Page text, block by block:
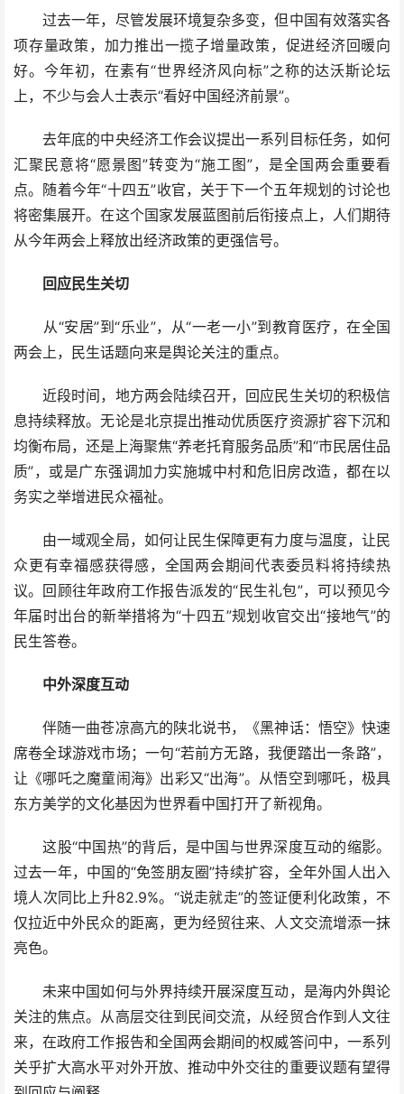
过去一年，尽管发展环境复杂多变，但中国有效落实各
项存量政策，加力推出一揽子增量政策，促进经济回暖向
好。今年初，在素有“世界经济风向标”之称的达沃斯论坛
上，不少与会人士表示“看好中国经济前景”。
去年底的中央经济工作会议提出一系列目标任务，如何
汇聚民意将“愿景图”转变为“施工图”，是全国两会重要看
点。随着今年“十四五”收官，关于下一个五年规划的讨论也
将密集展开。在这个国家发展蓝图前后衔接点上，人们期待
从今年两会上释放出经济政策的更强信号。
回应民生关切
从“安居”到“乐业”，从“一老一小”到教育医疗，在全国
两会上，民生话题向来是舆论关注的重点。
近段时间，地方两会陆续召开，回应民生关切的积极信
息持续释放。无论是北京提出推动优质医疗资源扩容下沉和
均衡布局，还是上海聚焦“养老托育服务品质”和“市民居住品
质”，或是广东强调加力实施城中村和危旧房改造，都在以
务实之举增进民众福祉。
由一域观全局，如何让民生保障更有力度与温度，让民
众更有幸福感获得感，全国两会期间代表委员料将持续热
议。回顾往年政府工作报告派发的“民生礼包”，可以预见今
年届时出台的新举措将为“十四五”规划收官交出“接地气”的
民生答卷。
中外深度互动
伴随一曲苍凉高亢的陕北说书，《黑神话：悟空》快速
席卷全球游戏市场；一句“若前方无路，我便踏出一条路”，
让《哪吒之魔童闹海》出彩又“出海”。从悟空到哪吒，极具
东方美学的文化基因为世界看中国打开了新视角。
这股“中国热”的背后，是中国与世界深度互动的缩影。
过去一年，中国的“免签朋友圈”持续扩容，全年外国人出入
境人次同比上升82.9%。“说走就走”的签证便利化政策，不
仅拉近中外民众的距离，更为经贸往来、人文交流增添一抹
亮色。
未来中国如何与外界持续开展深度互动，是海内外舆论
关注的焦点。从高层交往到民间交流，从经贸合作到人文往
来，在政府工作报告和全国两会期间的权威答问中，一系列
关乎扩大高水平对外开放、推动中外交往的重要议题有望得